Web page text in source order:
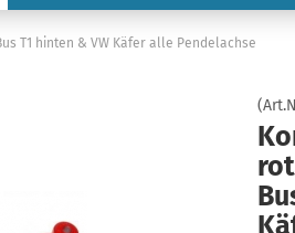
Passwort
Konto erstellen
Passwort
T1 hinten & VW Käfer alle Pendelachse